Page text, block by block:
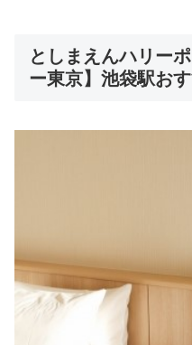
としまえんハリー
ー東京】池袋駅お